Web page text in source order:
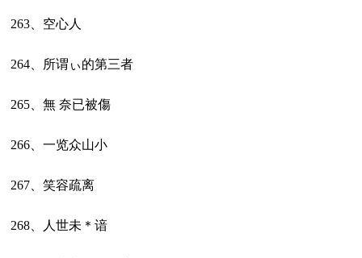
263、空心人
264、所谓ぃ的第三者
265、無 奈已被傷
266、一览众山小
267、笑容疏离
268、人世未＊谙